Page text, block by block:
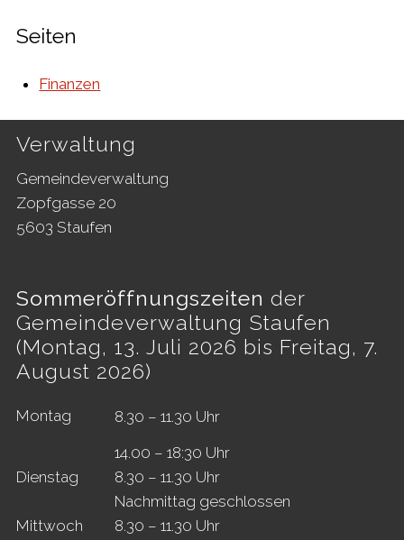
Seiten
Finanzen
Footer
Verwaltung
Gemeindeverwaltung
Zopfgasse 20
5603 Staufen
Sommeröffnungszeiten der
Gemeindeverwaltung Staufen
(Montag, 13. Juli 2026 bis Freitag, 7.
August 2026)
Montag
8.30 – 11.30 Uhr
14.00 – 18:30 Uhr
Dienstag
8.30 – 11.30 Uhr
Nachmittag geschlossen
Mittwoch
8.30 – 11.30 Uhr